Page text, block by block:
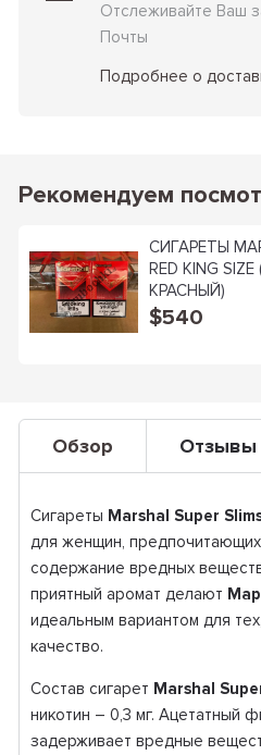
Отслеживайте Ваш
Почты
Подробнее о
Рекомендуем
СИГАРЕТЫ
RED KING
КРАСНЫЙ)
$540
Обзор Отзывы
Сигареты Marshal Super
для женщин, предпочитающих
содержание вредных
приятный аромат делают
идеальным вариантом для
качество.
Состав сигарет Marshal
никотин – 0,3 мг. Ацетатный
задерживает вредные